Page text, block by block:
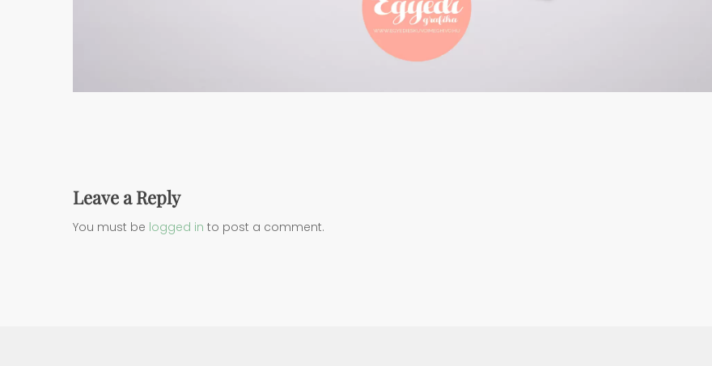
Leave a Reply
You must be logged in to post a comment.